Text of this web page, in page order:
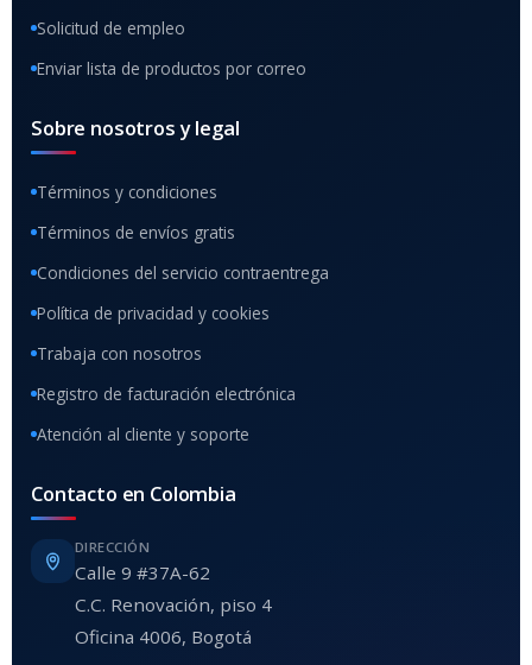
Solicitud de empleo
Enviar lista de productos por correo
Sobre nosotros y legal
Términos y condiciones
Términos de envíos gratis
Condiciones del servicio contraentrega
Política de privacidad y cookies
Trabaja con nosotros
Registro de facturación electrónica
Atención al cliente y soporte
Contacto en Colombia
DIRECCIÓN
Calle 9 #37A-62
C.C. Renovación, piso 4
Oficina 4006, Bogotá